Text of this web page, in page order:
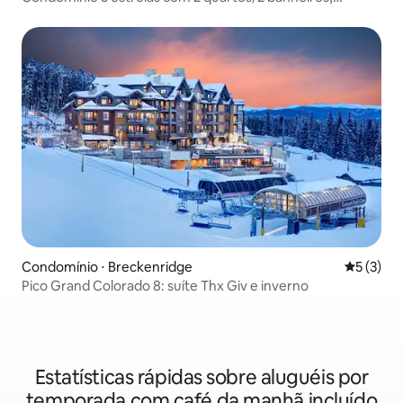
Condomínio ⋅ Breckenridge 5 de
5 (3)
Pico Grand Colorado 8: suíte Thx Giv e inverno
Estatísticas rápidas sobre aluguéis por